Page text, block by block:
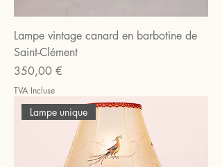
Lampe vintage canard en barbotine de
Saint-Clément
Prix
350,00 €
TVA Incluse
Lampe unique